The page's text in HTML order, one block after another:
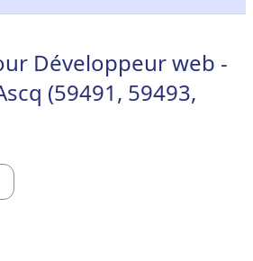
Développeur web -
(59491, 59493,